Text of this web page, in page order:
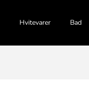
Hvitevarer Bad